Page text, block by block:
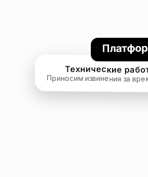
Технические
Приносим извинения за